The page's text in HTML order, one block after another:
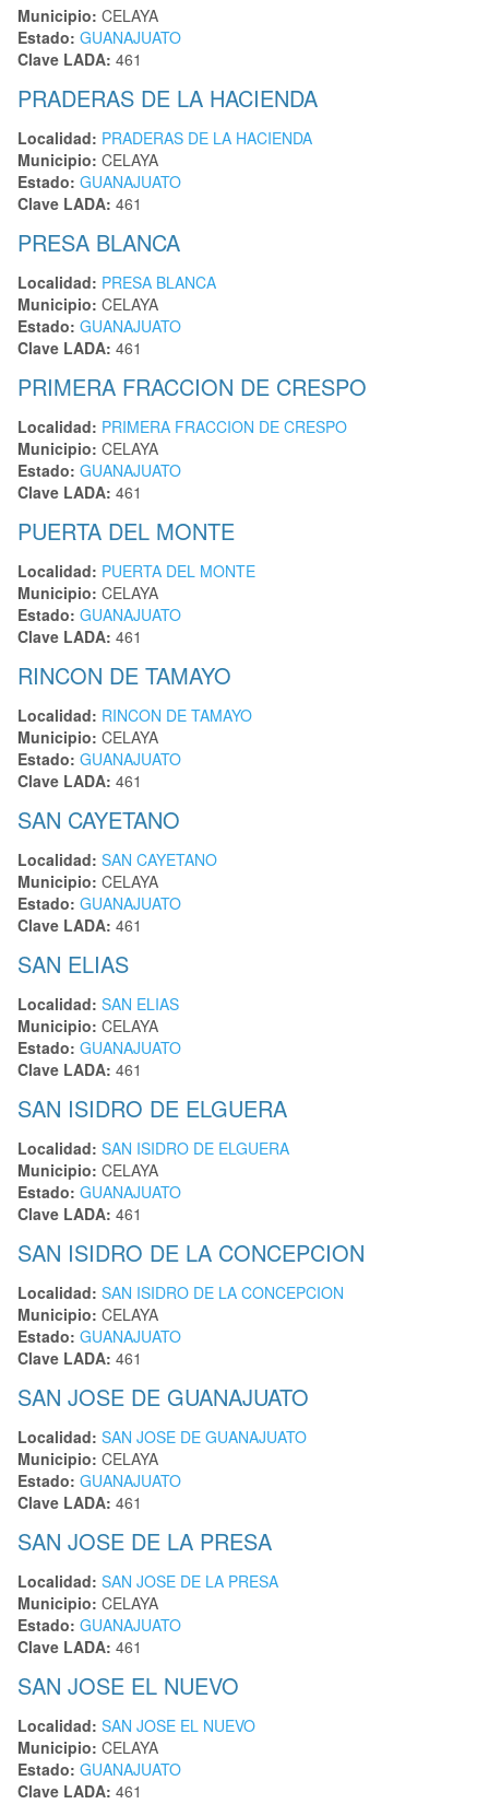
Municipio: CELAYA
Estado: GUANAJUATO
Clave LADA: 461
PRADERAS DE LA HACIENDA
Localidad: PRADERAS DE LA HACIENDA
Municipio: CELAYA
Estado: GUANAJUATO
Clave LADA: 461
PRESA BLANCA
Localidad: PRESA BLANCA
Municipio: CELAYA
Estado: GUANAJUATO
Clave LADA: 461
PRIMERA FRACCION DE CRESPO
Localidad: PRIMERA FRACCION DE CRESPO
Municipio: CELAYA
Estado: GUANAJUATO
Clave LADA: 461
PUERTA DEL MONTE
Localidad: PUERTA DEL MONTE
Municipio: CELAYA
Estado: GUANAJUATO
Clave LADA: 461
RINCON DE TAMAYO
Localidad: RINCON DE TAMAYO
Municipio: CELAYA
Estado: GUANAJUATO
Clave LADA: 461
SAN CAYETANO
Localidad: SAN CAYETANO
Municipio: CELAYA
Estado: GUANAJUATO
Clave LADA: 461
SAN ELIAS
Localidad: SAN ELIAS
Municipio: CELAYA
Estado: GUANAJUATO
Clave LADA: 461
SAN ISIDRO DE ELGUERA
Localidad: SAN ISIDRO DE ELGUERA
Municipio: CELAYA
Estado: GUANAJUATO
Clave LADA: 461
SAN ISIDRO DE LA CONCEPCION
Localidad: SAN ISIDRO DE LA CONCEPCION
Municipio: CELAYA
Estado: GUANAJUATO
Clave LADA: 461
SAN JOSE DE GUANAJUATO
Localidad: SAN JOSE DE GUANAJUATO
Municipio: CELAYA
Estado: GUANAJUATO
Clave LADA: 461
SAN JOSE DE LA PRESA
Localidad: SAN JOSE DE LA PRESA
Municipio: CELAYA
Estado: GUANAJUATO
Clave LADA: 461
SAN JOSE EL NUEVO
Localidad: SAN JOSE EL NUEVO
Municipio: CELAYA
Estado: GUANAJUATO
Clave LADA: 461